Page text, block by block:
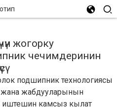
жогорку
чечимдеринин
подшипник технологиясы
жабдууларынын
иштешин камсыз кылат